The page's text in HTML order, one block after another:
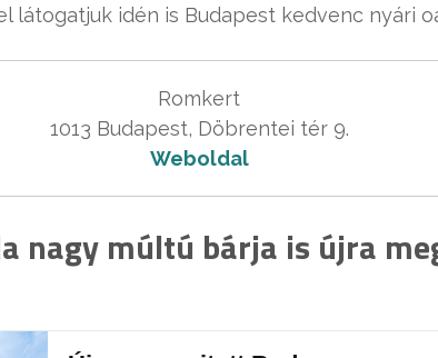
látogatjuk idén is Budapest kedvenc nyári
Romkert
Weboldal
nagy múltú bárja is újra